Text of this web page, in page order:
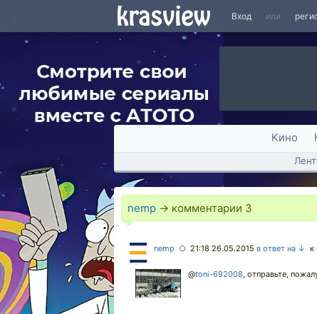
Вход или
Кино
nemp → комментарии 3
nemp ○ 21:18 26.05.2015 в ответ на ↓ к
@toni-692008, отправьте,